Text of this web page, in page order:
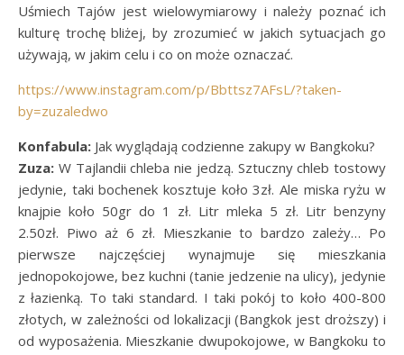
Uśmiech Tajów jest wielowymiarowy i należy poznać ich
kulturę trochę bliżej, by zrozumieć w jakich sytuacjach go
używają, w jakim celu i co on może oznaczać.
https://www.instagram.com/p/Bbttsz7AFsL/?taken-
by=zuzaledwo
Konfabula: Jak wyglądają codzienne zakupy w Bangkoku?
Zuza: W Tajlandii chleba nie jedzą. Sztuczny chleb tostowy
jedynie, taki bochenek kosztuje koło 3zł. Ale miska ryżu w
knajpie koło 50gr do 1 zł. Litr mleka 5 zł. Litr benzyny
2.50zł. Piwo aż 6 zł. Mieszkanie to bardzo zależy… Po
pierwsze najczęściej wynajmuje się mieszkania
jednopokojowe, bez kuchni (tanie jedzenie na ulicy), jedynie
z łazienką. To taki standard. I taki pokój to koło 400-800
złotych, w zależności od lokalizacji (Bangkok jest droższy) i
od wyposażenia. Mieszkanie dwupokojowe, w Bangkoku to